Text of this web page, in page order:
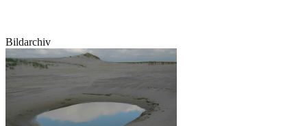
Bildarchiv